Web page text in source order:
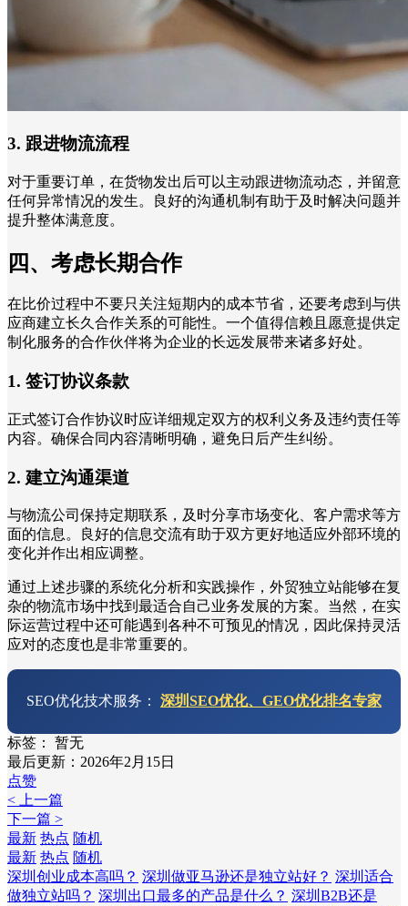
3. 跟进物流流程
对于重要订单，在货物发出后可以主动跟进物流动态，并留意
任何异常情况的发生。良好的沟通机制有助于及时解决问题并
提升整体满意度。
四、考虑长期合作
在比价过程中不要只关注短期内的成本节省，还要考虑到与供
应商建立长久合作关系的可能性。一个值得信赖且愿意提供定
制化服务的合作伙伴将为企业的长远发展带来诸多好处。
1. 签订协议条款
正式签订合作协议时应详细规定双方的权利义务及违约责任等
内容。确保合同内容清晰明确，避免日后产生纠纷。
2. 建立沟通渠道
与物流公司保持定期联系，及时分享市场变化、客户需求等方
面的信息。良好的信息交流有助于双方更好地适应外部环境的
变化并作出相应调整。
通过上述步骤的系统化分析和实践操作，外贸独立站能够在复
杂的物流市场中找到最适合自己业务发展的方案。当然，在实
际运营过程中还可能遇到各种不可预见的情况，因此保持灵活
应对的态度也是非常重要的。
SEO优化技术服务： 深圳SEO优化、GEO优化排名专家
标签：
暂无
最后更新：2026年2月15日
点赞
< 上一篇
下一篇 >
最新 热点 随机
最新 热点 随机
深圳创业成本高吗？ 深圳做亚马逊还是独立站好？ 深圳适合
做独立站吗？ 深圳出口最多的产品是什么？ 深圳B2B还是